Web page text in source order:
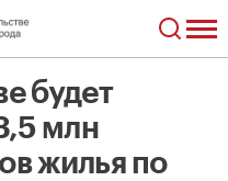
будет
млн
жилья по